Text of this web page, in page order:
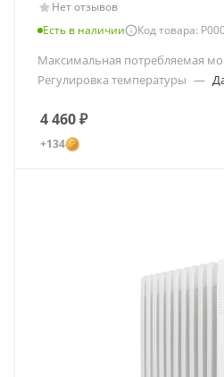
Нет отзывов
Есть в наличии
Код товара:
Максимальная потребляемая
Регулировка температуры —
4 460₽
+134